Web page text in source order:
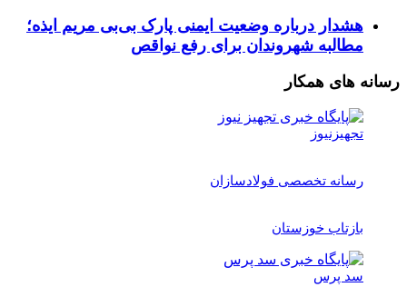
هشدار درباره وضعیت ایمنی پارک بی‌بی مریم ایذه؛
مطالبه شهروندان برای رفع نواقص
رسانه های همکار
تجهیزنیوز
رسانه تخصصی فولادسازان
بازتاب خوزستان
سد پرس